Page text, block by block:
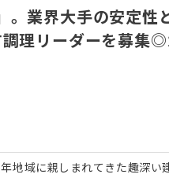
。業界大手の安定性
理リーダーを募集
地域に親しまれてきた趣深い